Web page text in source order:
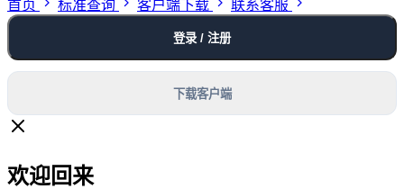
首页 标准查询 客户端下载 联系客服
登录 / 注册
下载客户端
欢迎回来